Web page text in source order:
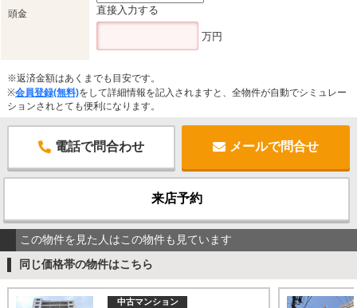
頭金 直接入力する
万円
※返済金額はあくまでも目安です。
※会員登録(無料)をして詳細情報を記入されますと、全物件が自動でシミュレー
ションされとても便利になります。
電話で問合わせ メールで問合せ
来店予約
この物件を見た人はこの物件も見ています
同じ価格帯の物件はこちら
中古マンション